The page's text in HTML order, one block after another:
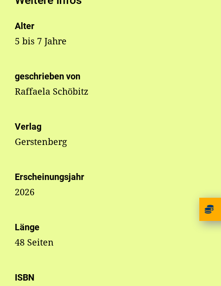
Alter
5 bis 7 Jahre
geschrieben von
Raffaela Schöbitz
Verlag
Gerstenberg
Erscheinungsjahr
2026
Länge
48 Seiten
ISBN